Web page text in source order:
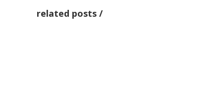
related posts
Al San Luigi Gonzaga
restituita la vista a un